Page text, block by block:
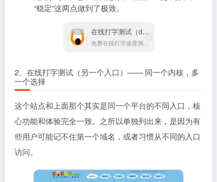
“稳定”这两点做到了极致。
在线打字测试（dazi.kukuw.com）
免费在线打字速度测试平台
2、在线打字测试（另一个入口）—— 同一个内核，多
一个选择
这个站点和上面那个其实是同一个平台的不同入口，核
心功能和体验完全一致。之所以单独列出来，是因为有
些用户可能记不住第一个域名，或者习惯从不同的入口
访问。